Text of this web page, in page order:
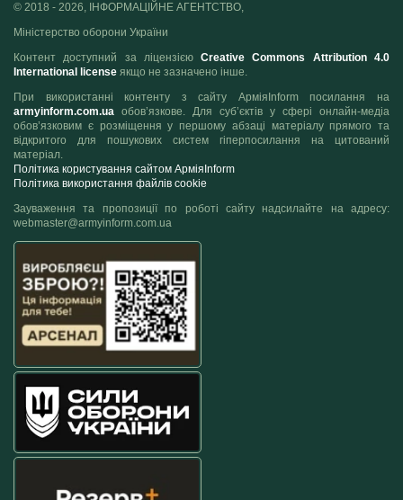
© 2018 - 2026, ІНФОРМАЦІЙНЕ АГЕНТСТВО,
Міністерство оборони України
Контент доступний за ліцензієюCreative Commons Attribution 4.0
International license якщо не зазначено інше.
При використанні контенту з сайту АрміяInform посилання на
armyinform.com.ua обов’язкове. Для суб’єктів у сфері онлайн-медіа
обов’язковим є розміщення у першому абзаці матеріалу прямого та
відкритого для пошукових систем гіперпосилання на цитований
матеріал.
Політика користування сайтом АрміяInform
Політика використання файлів cookie
Зауваження та пропозиції по роботі сайту надсилайте на адресу:
webmaster@armyinform.com.ua